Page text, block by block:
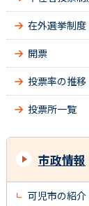
在外選挙制度
開票
投票率の推
投票所一覧
市政情報
可児市の紹介